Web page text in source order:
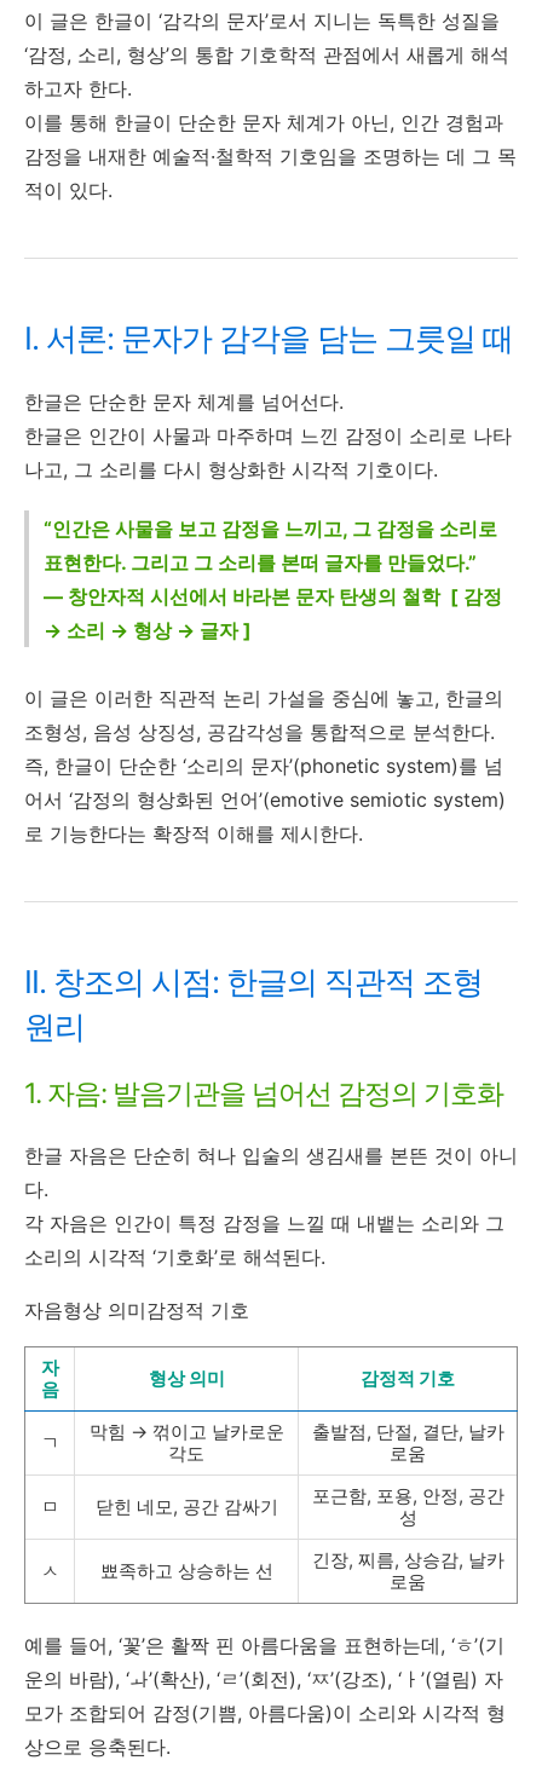
이 글은 한글이 ‘감각의 문자’로서 지니는 독특한 성질을
‘감정, 소리, 형상’의 통합 기호학적 관점에서 새롭게 해석
하고자 한다.
이를 통해 한글이 단순한 문자 체계가 아닌, 인간 경험과
감정을 내재한 예술적·철학적 기호임을 조명하는 데 그 목
적이 있다.
I. 서론: 문자가 감각을 담는 그릇일 때
한글은 단순한 문자 체계를 넘어선다.
한글은 인간이 사물과 마주하며 느낀 감정이 소리로 나타
나고, 그 소리를 다시 형상화한 시각적 기호이다.
“인간은 사물을 보고 감정을 느끼고, 그 감정을 소리로
표현한다. 그리고 그 소리를 본떠 글자를 만들었다.”
— 창안자적 시선에서 바라본 문자 탄생의 철학 [ 감정
→ 소리 → 형상 → 글자 ]
이 글은 이러한 직관적 논리 가설을 중심에 놓고, 한글의
조형성, 음성 상징성, 공감각성을 통합적으로 분석한다.
즉, 한글이 단순한 ‘소리의 문자’(phonetic system)를 넘
어서 ‘감정의 형상화된 언어’(emotive semiotic system)
로 기능한다는 확장적 이해를 제시한다.
II. 창조의 시점: 한글의 직관적 조형
원리
1. 자음: 발음기관을 넘어선 감정의 기호화
한글 자음은 단순히 혀나 입술의 생김새를 본뜬 것이 아니
다.
각 자음은 인간이 특정 감정을 느낄 때 내뱉는 소리와 그
소리의 시각적 ‘기호화’로 해석된다.
자음형상 의미감정적 기호
자
음
형상 의미 감정적 기호
ㄱ
막힘 → 꺾이고 날카로운
각도
출발점, 단절, 결단, 날카
로움
ㅁ 닫힌 네모, 공간 감싸기
포근함, 포용, 안정, 공간
성
ㅅ 뾰족하고 상승하는 선
긴장, 찌름, 상승감, 날카
로움
예를 들어, ‘꽃’은 활짝 핀 아름다움을 표현하는데, ‘ㅎ’(기
운의 바람), ‘ㅘ’(확산), ‘ㄹ’(회전), ‘ㅉ’(강조), ‘ㅏ’(열림) 자
모가 조합되어 감정(기쁨, 아름다움)이 소리와 시각적 형
상으로 응축된다.